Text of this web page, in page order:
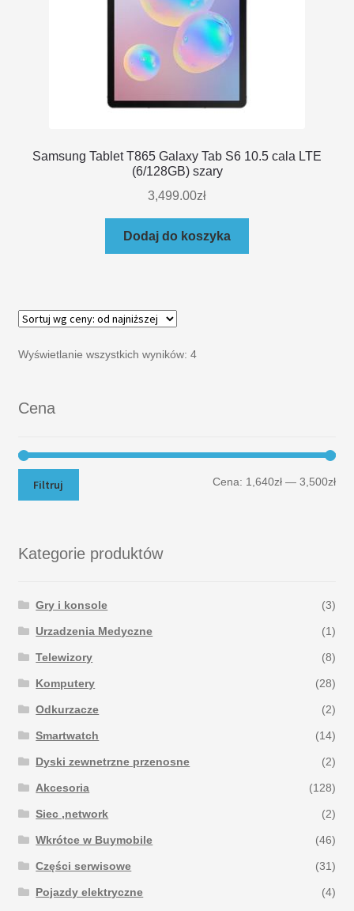
Samsung Tablet T865 Galaxy Tab S6 10.5 cala LTE
(6/128GB) szary
3,499.00zł
Dodaj do koszyka
Wyświetlanie wszystkich wyników: 4
Cena
Filtruj Cena: 1,640zł —3,500zł
Kategorie produktów
Gry i konsole (3)
Urzadzenia Medyczne (1)
Telewizory (8)
Komputery (28)
Odkurzacze (2)
Smartwatch (14)
Dyski zewnetrzne przenosne (2)
Akcesoria (128)
Siec ,network (2)
Wkrótce w Buymobile (46)
Części serwisowe (31)
Pojazdy elektryczne (4)